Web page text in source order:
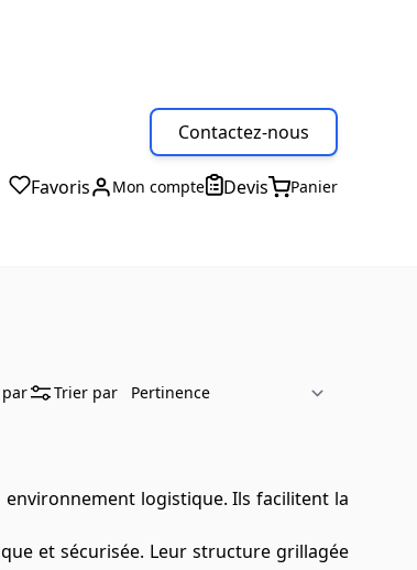
Contactez-nous
Favoris Mon compte Devis Panier
Trier par
logistique. Ils facilitent la
et sécurisée. Leur structure grillagée